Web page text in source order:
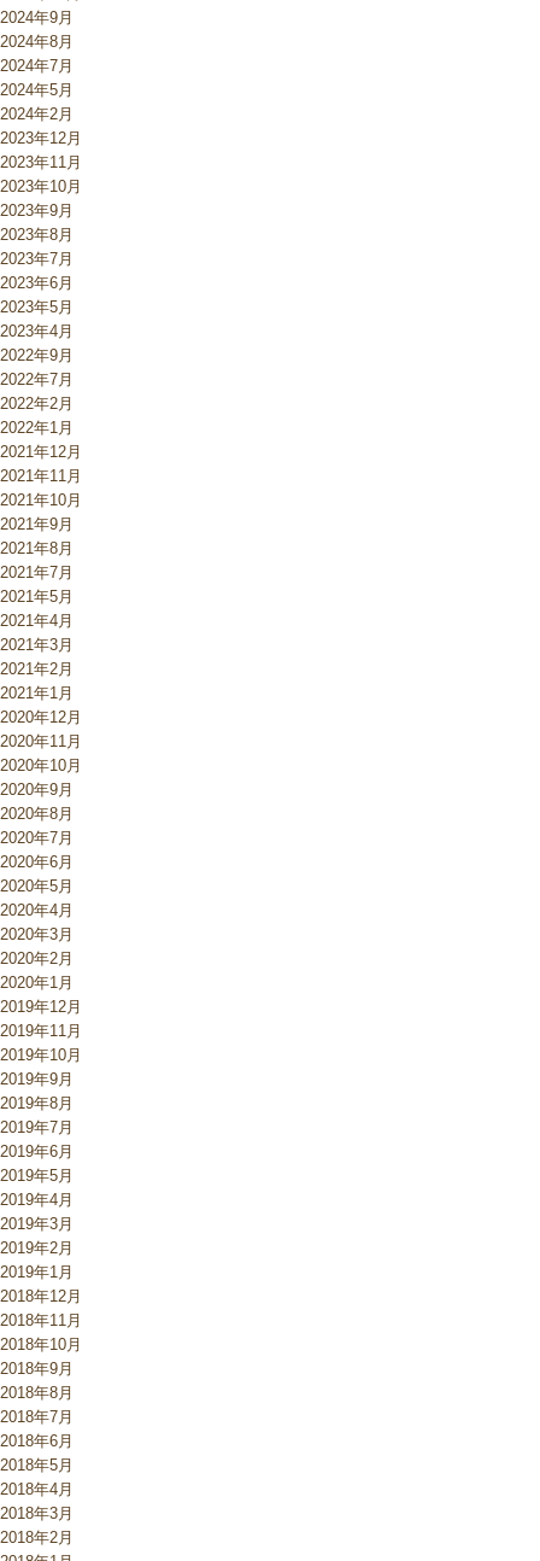
2024年9月
2024年8月
2024年7月
2024年5月
2024年2月
2023年12月
2023年11月
2023年10月
2023年9月
2023年8月
2023年7月
2023年6月
2023年5月
2023年4月
2022年9月
2022年7月
2022年2月
2022年1月
2021年12月
2021年11月
2021年10月
2021年9月
2021年8月
2021年7月
2021年5月
2021年4月
2021年3月
2021年2月
2021年1月
2020年12月
2020年11月
2020年10月
2020年9月
2020年8月
2020年7月
2020年6月
2020年5月
2020年4月
2020年3月
2020年2月
2020年1月
2019年12月
2019年11月
2019年10月
2019年9月
2019年8月
2019年7月
2019年6月
2019年5月
2019年4月
2019年3月
2019年2月
2019年1月
2018年12月
2018年11月
2018年10月
2018年9月
2018年8月
2018年7月
2018年6月
2018年5月
2018年4月
2018年3月
2018年2月